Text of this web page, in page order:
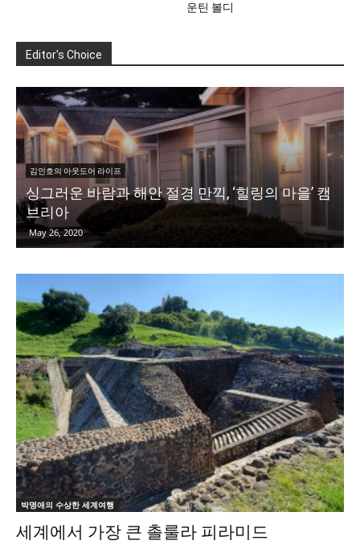
운틴 볼디
Editor's Choice
김인호의 아웃도어 라이프
싱그러운 바람과 해안 절경 만끽, ‘힐링의 마을’ 캠
브리아
May 26, 2020
박명애의 수상한 세계여행
세계에서 가장 큰 촐룰라 피라미드